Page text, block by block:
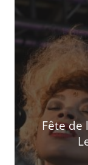
Fête de